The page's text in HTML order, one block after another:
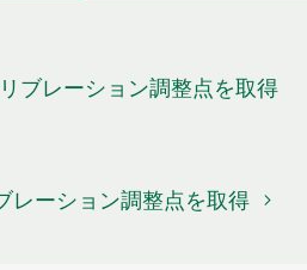
ブレーション調整点を取得
レーション調整点を取得